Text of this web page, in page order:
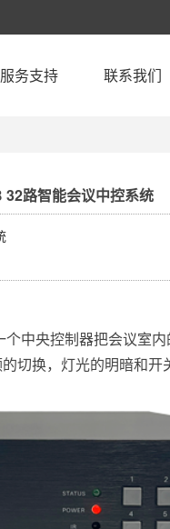
服务支持 联系我们
路智能会议中控系统
中央控制器把会议室
切换，灯光的明暗和